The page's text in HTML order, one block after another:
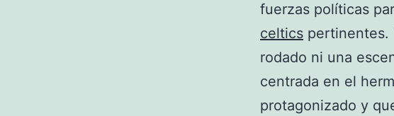
fuerzas políticas
celtics pertinentes.
rodado ni una
centrada en el
protagonizado y